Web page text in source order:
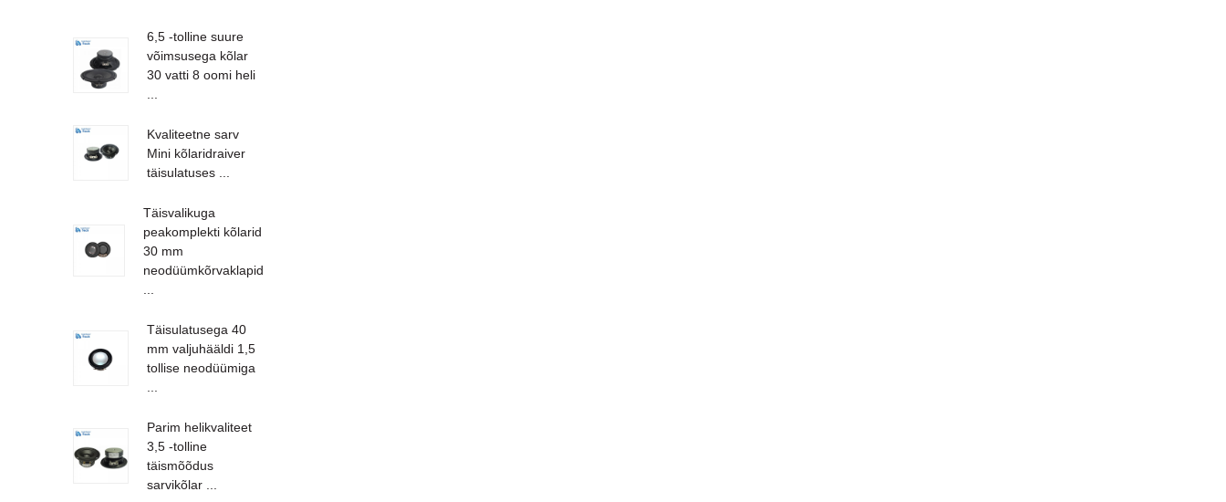
6,5 -tolline suure
võimsusega kõlar
30 vatti 8 oomi heli
Kvaliteetne sarv
Mini kõlaridraiver
täisulatuses ...
Täisvalikuga
peakomplekti kõlarid
30 mm
neodüümkõrvaklapid
Täisulatusega 40
mm valjuhääldi 1,5
tollise neodüümiga
Parim helikvaliteet
3,5 -tolline
täismõõdus
sarvikõlar ...